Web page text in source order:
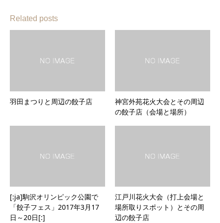
Related posts
羽田まつりと周辺の餃子店
神宮外苑花火大会とその周辺
の餃子店（会場と場所）
[:ja]駒沢オリンピック公園で
「餃子フェス」2017年3月17
日～20日[:]
江戸川花火大会（打上会場と
場所取りスポット）とその周
辺の餃子店